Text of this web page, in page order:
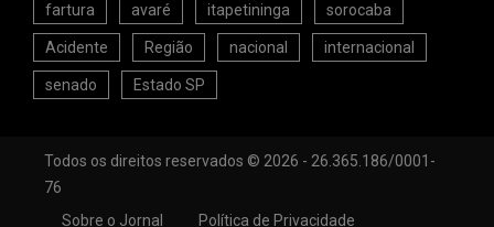
fartura avaré itapetininga sorocaba
Acidente Região nacional internacional
senado Estado SP
Todos os direitos reservados © 2026 - 26.365.186/0001-
76
Sobre o Jornal
Política de Privacidade